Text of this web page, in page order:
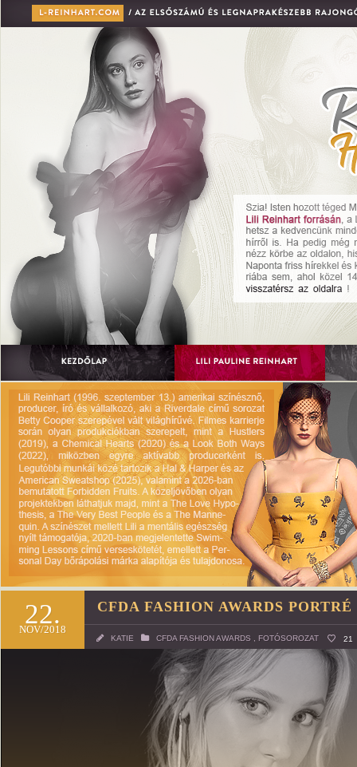
22.
NOV/2018
CFDA FASHION AWARDS PORTRÉ
KATIE CFDA FASHION AWARDS FOTÓSOROZAT 21